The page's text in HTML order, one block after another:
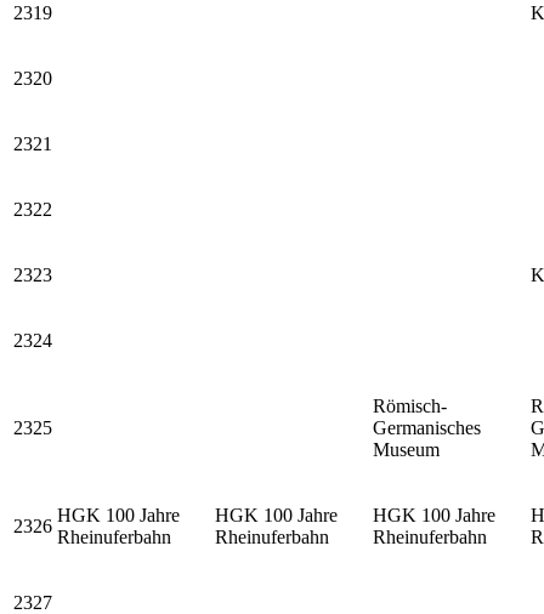
2319
2320
2321
2322
2323
2324
2325
Römisch-
Germanisches
Museum
2326
HGK 100 Jahre
Rheinuferbahn
HGK 100 Jahre
Rheinuferbahn
HGK 100 Jahre
Rheinuferbahn
2327